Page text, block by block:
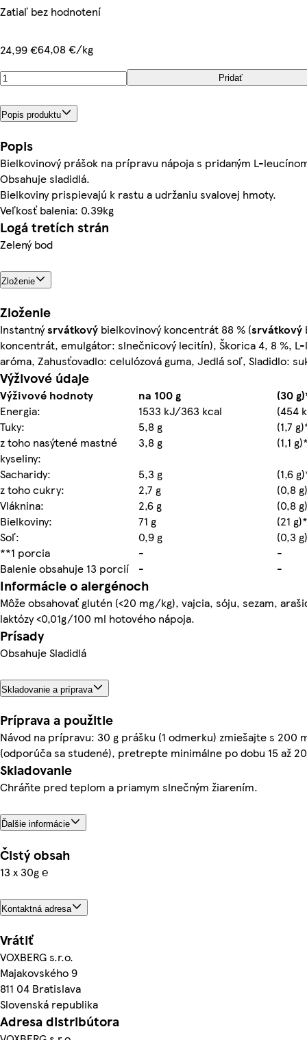
Zatiaľ bez hodnotení
24,99 €64,08 €/kg
Pridať
Popis produktu
Popis
Bielkovinový prášok na prípravu nápoja s pridaným L-
Obsahuje sladidlá.
Bielkoviny prispievajú k rastu a udržaniu svalovej hmoty.
Veľkosť balenia: 0.39kg
Logá tretích strán
Zelený bod
Zloženie
Zloženie
Instantnýsrvátkový bielkovinový koncentrát 88 % (srvátkový
koncentrát, emulgátor: slnečnicový lecitín), Škorica 4, 8 %,
aróma, Zahusťovadlo: celulózová guma, Jedlá soľ, Sladidlo:
Výživové údaje
Výživové hodnoty na 100 g
(30
Energia:
1533 kJ/363 kcal
(454
Tuky:
5,8 g
(1,7
z toho nasýtené mastné
kyseliny:
3,8 g
(1,1
Sacharidy:
5,3 g
(1,6
z toho cukry:
2,7 g
(0,8
Vláknina:
2,6 g
(0,8
Bielkoviny:
71 g
(21
Soľ:
0,9 g
(0,3
**1 porcia
-
-
Balenie obsahuje 13 porcií
- -
Informácie o alergénoch
Môže obsahovať glutén (<20 mg/kg), vajcia, sóju, sezam,
laktózy <0,01g/100 ml hotového nápoja.
Prísady
Obsahuje Sladidlá
Skladovanie a príprava
Príprava a použitie
Návod na prípravu: 30 g prášku (1 odmerku) zmiešajte s 200
(odporúča sa studené), pretrepte minimálne po dobu 15 až
Skladovanie
Chráňte pred teplom a priamym slnečným žiarením.
Ďalšie informácie
Čistý obsah
13 x 30g ℮
Kontaktná adresa
Vrátiť
VOXBERG s.r.o.
Majakovského 9
811 04 Bratislava
Slovenská republika
Adresa distribútora